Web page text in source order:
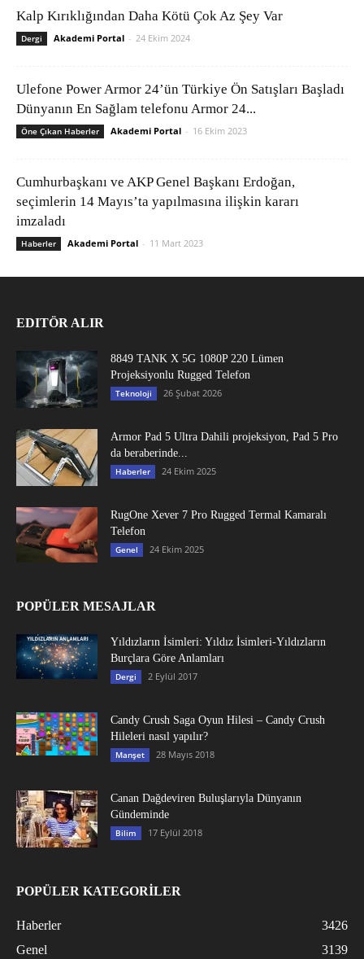
Kalp Kırıklığından Daha Kötü Çok Az Şey Var
Dergi Akademi Portal - 24 Ekim 2024
Ulefone Power Armor 24’ün Türkiye Ön Satışları Başladı
Dünyanın En Sağlam telefonu Armor 24...
Öne Çıkan Haberler Akademi Portal - 16 Ekim 2023
Cumhurbaşkanı ve AKP Genel Başkanı Erdoğan,
seçimlerin 14 Mayıs’ta yapılmasına ilişkin kararı
imzaladı
Haberler Akademi Portal - 11 Mart 2023
EDITÖR ALIR
8849 TANK X 5G 1080P 220 Lümen
Projeksiyonlu Rugged Telefon
Teknoloji 26 Şubat 2026
Armor Pad 5 Ultra Dahili projeksiyon, Pad 5 Pro
da beraberinde...
Haberler 24 Ekim 2025
RugOne Xever 7 Pro Rugged Termal Kamaralı
Telefon
Genel 24 Ekim 2025
POPÜLER MESAJLAR
Yıldızların İsimleri: Yıldız İsimleri-Yıldızların
Burçlara Göre Anlamları
Dergi 2 Eylül 2017
Candy Crush Saga Oyun Hilesi – Candy Crush
Hileleri nasıl yapılır?
Manşet 28 Mayıs 2018
Canan Dağdeviren Buluşlarıyla Dünyanın
Gündeminde
Bilim 17 Eylül 2018
POPÜLER KATEGORİLER
Haberler
3426
Genel
3139